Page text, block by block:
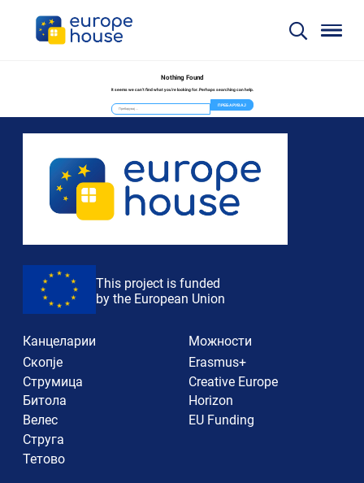
Nothing Found
It seems we can’t find what you’re looking for. Perhaps searching can help.
Пребарувај
за:
This project is funded
by the European Union
Канцеларии
Скопје
Струмица
Битола
Велес
Струга
Тетово
Можности
Erasmus+
Creative Europe
Horizon
EU Funding